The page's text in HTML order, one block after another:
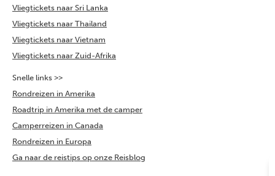
Vliegtickets naar Sri Lanka
Vliegtickets naar Thailand
Vliegtickets naar Vietnam
Vliegtickets naar Zuid-Afrika
Snelle links >>
Rondreizen in Amerika
Roadtrip in Amerika met de camper
Camperreizen in Canada
Rondreizen in Europa
Ga naar de reistips op onze Reisblog